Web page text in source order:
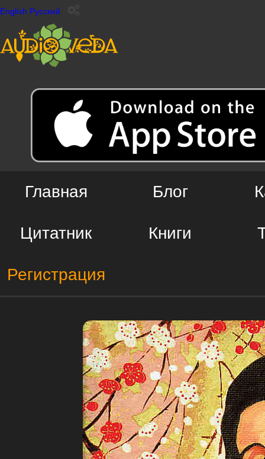
English Русский
Главная Блог
Цитатник Книги
Регистрация